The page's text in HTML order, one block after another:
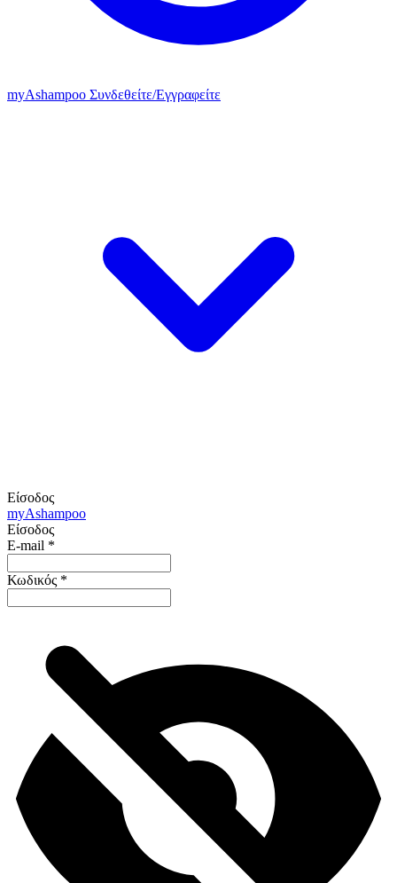
myAshampoo Συνδεθείτε/Εγγραφείτε
Είσοδος
myAshampoo
Είσοδος
E-mail *
Κωδικός *